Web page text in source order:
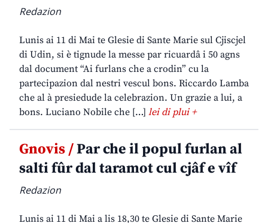
Redazion
Lunis ai 11 di Mai te Glesie di Sante Marie sul Cjiscjel
di Udin, si è tignude la messe par ricuardâ i 50 agns
dal document “Ai furlans che a crodin” cu la
partecipazion dal nestri vescul bons. Riccardo Lamba
che al à presiedude la celebrazion. Un grazie a lui, a
bons. Luciano Nobile che […] lei di plui +
Gnovis /Par che il popul furlan al
salti fûr dal taramot cul cjâf e vîf
Redazion
Lunis ai 11 di Mai a lis 18,30 te Glesie di Sante Marie